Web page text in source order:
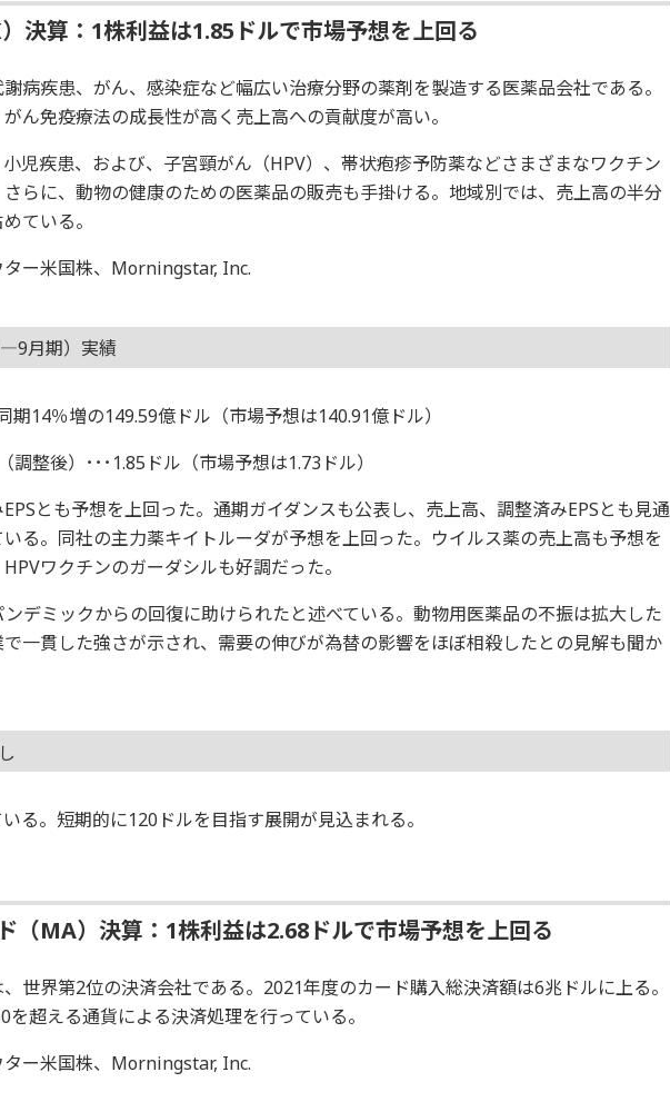
決算：1株利益は1.85ドルで市場予想を上回る
病疾患、がん、感染症など幅広い治療分野の薬剤を製造する医薬品会社である。
ん免疫療法の成長性が高く売上高への貢献度が高い。
児疾患、および、子宮頸がん（HPV）、帯状疱疹予防薬などさまざまなワクチン
らに、動物の健康のための医薬品の販売も手掛ける。地域別では、売上高の半分
ている。
ター米国株、Morningstar, Inc.
月期）実績
14％増の149.59億ドル（市場予想は140.91億ドル）
整後）･･･1.85ドル（市場予想は1.73ドル）
とも予想を上回った。通期ガイダンスも公表し、売上高、調整済みEPSとも見通
る。同社の主力薬キイトルーダが予想を上回った。ウイルス薬の売上高も予想を
ワクチンのガーダシルも好調だった。
デミックからの回復に助けられたと述べている。動物用医薬品の不振は拡大した
一貫した強さが示され、需要の伸びが為替の影響をほぼ相殺したとの見解も聞か
る。短期的に120ドルを目指す展開が見込まれる。
（MA）決算：1株利益は2.68ドルで市場予想を上回る
世界第2位の決済会社である。2021年度のカード購入総決済額は6兆ドルに上る。
を超える通貨による決済処理を行っている。
ター米国株、Morningstar, Inc.